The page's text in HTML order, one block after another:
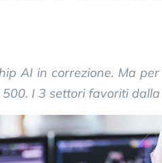
AI in correzione. Ma
I 3 settori favoriti